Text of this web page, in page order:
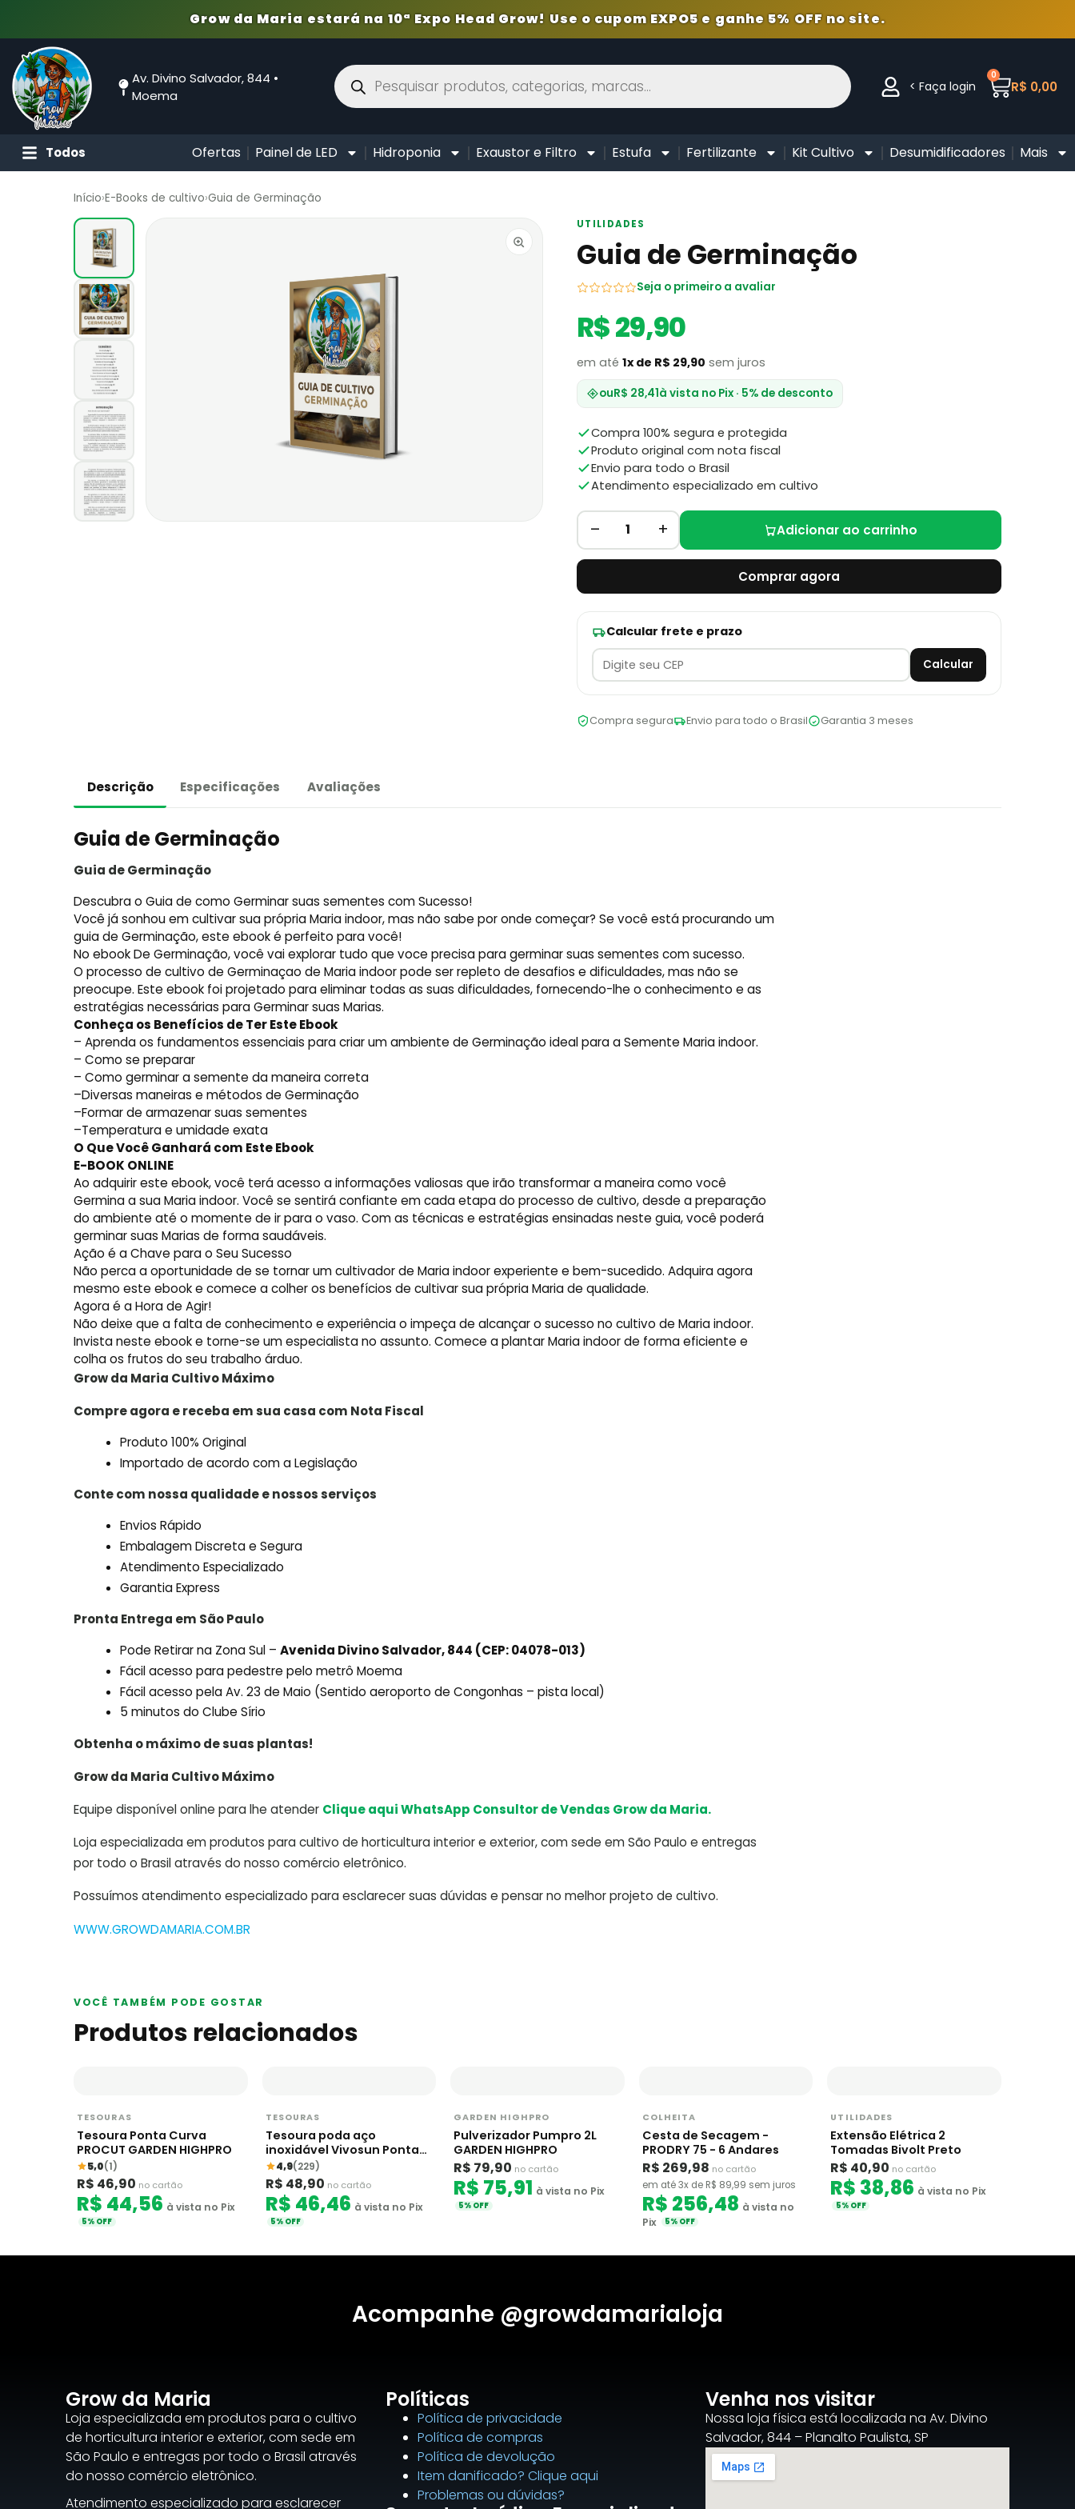
Grow da Maria estará na 10ª Expo Head Grow! Use o cupom EXPO5 e ganhe 5% OFF no site.
Av. Divino Salvador, 844 •
Moema
< Faça login R$ 0,00
0
Todos Ofertas Painel de LED Hidroponia Exaustor e Filtro Estufa Fertilizante Kit Cultivo Desumidificadores Mais
Início›E-Books de cultivo›Guia de Germinação
UTILIDADES
Guia de Germinação
Seja o primeiro a avaliar
R$ 29,90
em até 1x de R$ 29,90 sem juros
ouR$ 28,41à vista no Pix · 5% de desconto
Compra 100% segura e protegida
Produto original com nota fiscal
Envio para todo o Brasil
Atendimento especializado em cultivo
– 1 + Adicionar ao carrinho
Comprar agora
Calcular frete e prazo
Calcular
Compra segura Envio para todo o Brasil Garantia 3 meses
Descrição Especificações Avaliações
Guia de Germinação
Guia de Germinação
Descubra o Guia de como Germinar suas sementes com Sucesso!
Você já sonhou em cultivar sua própria Maria indoor, mas não sabe por onde começar? Se você está procurando um
guia de Germinação, este ebook é perfeito para você!
No ebook De Germinação, você vai explorar tudo que voce precisa para germinar suas sementes com sucesso.
O processo de cultivo de Germinaçao de Maria indoor pode ser repleto de desafios e dificuldades, mas não se
preocupe. Este ebook foi projetado para eliminar todas as suas dificuldades, fornecendo-lhe o conhecimento e as
estratégias necessárias para Germinar suas Marias.
Conheça os Benefícios de Ter Este Ebook
– Aprenda os fundamentos essenciais para criar um ambiente de Germinação ideal para a Semente Maria indoor.
– Como se preparar
– Como germinar a semente da maneira correta
–Diversas maneiras e métodos de Germinação
–Formar de armazenar suas sementes
–Temperatura e umidade exata
O Que Você Ganhará com Este Ebook
E-BOOK ONLINE
Ao adquirir este ebook, você terá acesso a informações valiosas que irão transformar a maneira como você
Germina a sua Maria indoor. Você se sentirá confiante em cada etapa do processo de cultivo, desde a preparação
do ambiente até o momente de ir para o vaso. Com as técnicas e estratégias ensinadas neste guia, você poderá
germinar suas Marias de forma saudáveis.
Ação é a Chave para o Seu Sucesso
Não perca a oportunidade de se tornar um cultivador de Maria indoor experiente e bem-sucedido. Adquira agora
mesmo este ebook e comece a colher os benefícios de cultivar sua própria Maria de qualidade.
Agora é a Hora de Agir!
Não deixe que a falta de conhecimento e experiência o impeça de alcançar o sucesso no cultivo de Maria indoor.
Invista neste ebook e torne-se um especialista no assunto. Comece a plantar Maria indoor de forma eficiente e
colha os frutos do seu trabalho árduo.
Grow da Maria CultivoMáximo
Compre agora e receba em sua casa com Nota Fiscal
Produto 100% Original
Importado de acordo com a Legislação
Conte com nossa qualidade e nossos serviços
Envios Rápido
Embalagem Discreta e Segura
Atendimento Especializado
Garantia Express
Pronta Entrega em São Paulo
Pode Retirar na Zona Sul –Avenida Divino Salvador, 844 (CEP: 04078-013)
Fácil acesso para pedestre pelo metrô Moema
Fácil acesso pela Av. 23 de Maio (Sentido aeroporto de Congonhas – pista local)
5 minutos do Clube Sírio
Obtenha o máximo de suas plantas!
Grow da Maria Cultivo Máximo
Equipe disponível online para lhe atender Clique aqui WhatsApp Consultor de Vendas Grow da Maria.
Loja especializada em produtos para cultivo de horticultura interior e exterior, com sede em São Paulo e entregas
por todo o Brasil através do nosso comércio eletrônico.
Possuímos atendimento especializado para esclarecer suas dúvidas e pensar no melhor projeto de cultivo.
WWW.GROWDAMARIA.COM.BR
VOCÊ TAMBÉM PODE GOSTAR
Produtos relacionados
TESOURAS
Tesoura Ponta Curva
PROCUT GARDEN HIGHPRO
5,0(1)
R$ 46,90 no cartão
R$ 44,56 à vista no Pix
5% OFF
TESOURAS
Tesoura poda aço
inoxidável Vivosun Ponta
Curva
4,9(229)
R$ 48,90 no cartão
R$ 46,46 à vista no Pix
5% OFF
GARDEN HIGHPRO
Pulverizador Pumpro 2L
GARDEN HIGHPRO
R$ 79,90 no cartão
R$ 75,91 à vista no Pix
5% OFF
COLHEITA
Cesta de Secagem -
PRODRY 75 - 6 Andares
R$ 269,98 no cartão
em até 3x de R$ 89,99 sem juros
R$ 256,48 à vista no
Pix
5% OFF
UTILIDADES
Extensão Elétrica 2
Tomadas Bivolt Preto
R$ 40,90 no cartão
R$ 38,86 à vista no Pix
5% OFF
Acompanhe @growdamarialoja
Grow da Maria
Loja especializada em produtos para o cultivo
de horticultura interior e exterior, com sede em
São Paulo e entregas por todo o Brasil através
do nosso comércio eletrônico.
Atendimento especializado para esclarecer
Políticas
Política de privacidade
Política de compras
Política de devolução
Item danificado? Clique aqui
Problemas ou dúvidas?
Venha nos visitar
Nossa loja física está localizada na Av. Divino
Salvador, 844 – Planalto Paulista, SP